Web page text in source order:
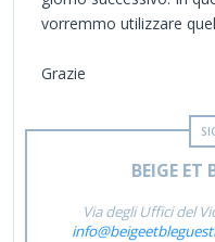
vorremmo utilizzare
Grazie
BEIGE
Via degli Uffici del